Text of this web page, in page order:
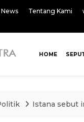
News Tentang Kami
HOME
Istana sebut